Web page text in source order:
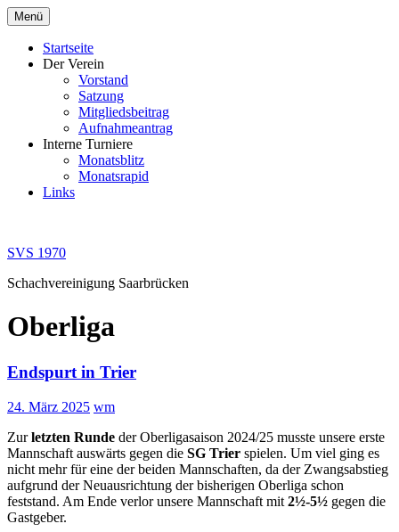
Zum
Inhalt
springen
Menü
Startseite
Der Verein
Vorstand
Satzung
Mitgliedsbeitrag
Aufnahmeantrag
Interne Turniere
Monatsblitz
Monatsrapid
Links
SVS 1970
Schachvereinigung Saarbrücken
Oberliga
Endspurt in Trier
24. März 2025 wm
Zurletzten Runde der Oberligasaison 2024/25 musste unsere erste
Mannschaft auswärts gegen die SG Trier spielen. Um viel ging es
nicht mehr für eine der beiden Mannschaften, da der Zwangsabstieg
aufgrund der Neuausrichtung der bisherigen Oberliga schon
feststand. Am Ende verlor unsere Mannschaft mit 2½-5½ gegen die
Gastgeber.